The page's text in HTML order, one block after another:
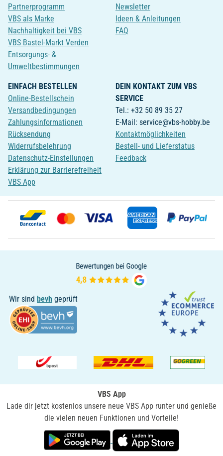
Partnerprogramm
VBS als Marke
Nachhaltigkeit bei VBS
VBS Bastel-Markt Verden
Entsorgungs- &
Umweltbestimmungen
Newsletter
Ideen & Anleitungen
FAQ
EINFACH BESTELLEN
Online-Bestellschein
Versandbedingungen
Zahlungsinformationen
Rücksendung
Widerrufsbelehrung
Datenschutz-Einstellungen
Erklärung zur Barrierefreiheit
VBS App
DEIN KONTAKT ZUM VBS
SERVICE
Tel.: +32 50 89 35 27
E-Mail: service@vbs-hobby.be
Kontaktmöglichkeiten
Bestell- und Lieferstatus
Feedback
Wir sind bevh geprüft
VBS App
Lade dir jetzt kostenlos unsere neue VBS App runter und genieße
die vielen neuen Funktionen und Vorteile!